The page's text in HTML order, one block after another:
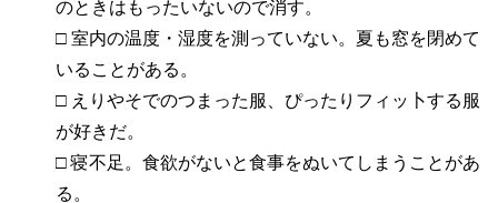
のときはもったいないので消す。
□ 室内の温度・湿度を測っていない。夏も窓を閉めて
いることがある。
□ えりやそでのつまった服、ぴったりフィッ卜する服
が好きだ。
□ 寝不足。食欲がないと食事をぬいてしまうことがあ
る。